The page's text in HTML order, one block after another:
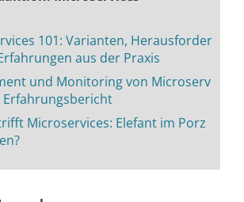
101: Varianten, Herausforder
aus der Praxis
und Monitoring von Microserv
Erfahrungsbericht
trifft Microservices: Elefant im Porz